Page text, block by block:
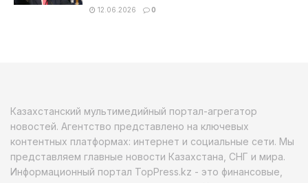
12.06.2026 0
Казахстанский мультимедийный портал-агрегатор
новостей. Агентство представлено на ключевых
контентных платформах: интернет и социальные сети. Мы
представляем главные новости Казахстана, СНГ и мира.
Информационный портал TopPress.kz - это финансовые,